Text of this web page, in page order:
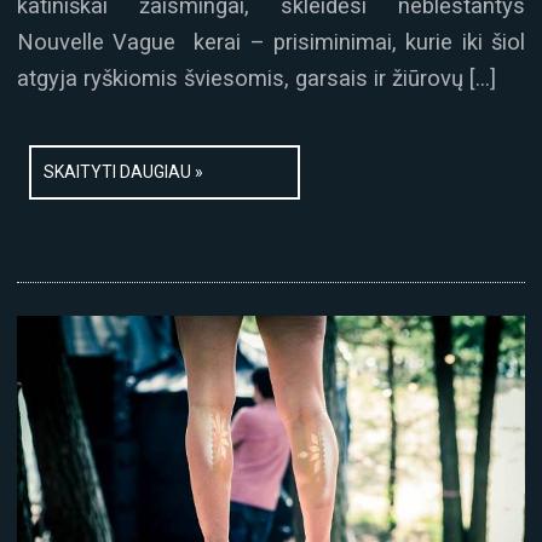
katiniškai žaismingai, skleidėsi neblėstantys
Nouvelle Vague kerai – prisiminimai, kurie iki šiol
atgyja ryškiomis šviesomis, garsais ir žiūrovų […]
SKAITYTI DAUGIAU »